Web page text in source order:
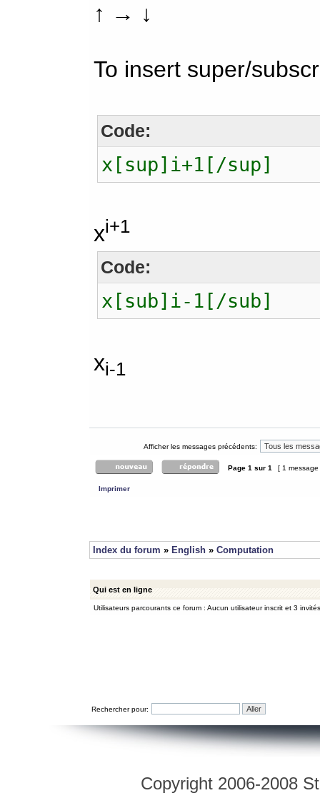
↑ → ↓
To insert super/
Code:
x[sup]i+1[/sup]
xi+1
Code:
x[sub]i-1[/sub]
xi-1
Afficher les messages précédents:
Page 1 sur 1 [ 1
Imprimer
Index du forum » English » Computation
Qui est en ligne
Utilisateurs parcourants ce forum : Aucun utilisateur inscrit et 3 invités
Rechercher pour:
Copyright 2006-2008